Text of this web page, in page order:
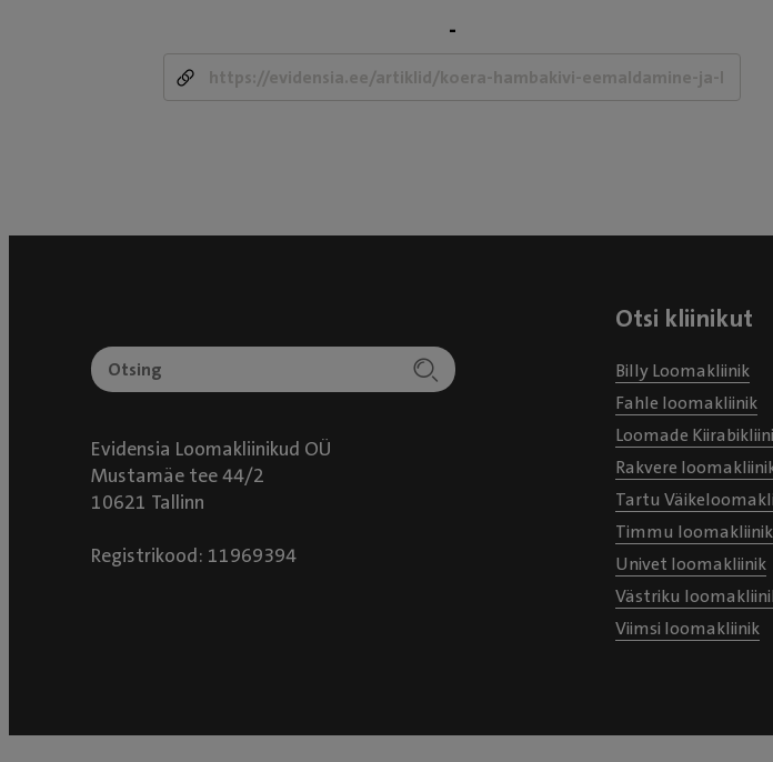
-
Evidensia Loomakliinikud OÜ
Mustamäe tee 44/2
10621 Tallinn
Registrikood: 11969394
Otsi kliinikut
Billy Loomakliinik
Fahle loomakliinik
Loomade
Rakvere
Tartu
Timmu loomakliinik
Univet loomakliinik
Västriku
Viimsi loomakliinik